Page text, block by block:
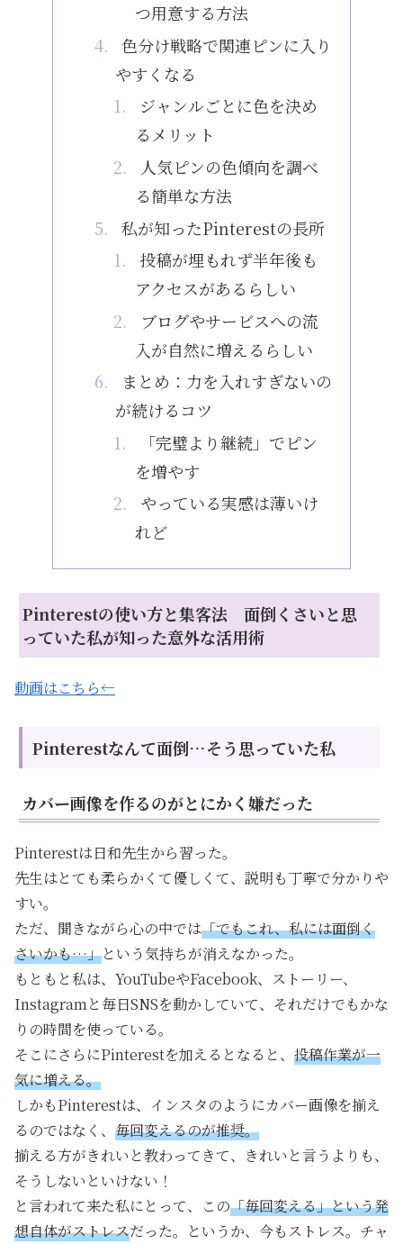
つ用意する方法
色分け戦略で関連ピンに入り
やすくなる
ジャンルごとに色を決め
るメリット
人気ピンの色傾向を調べ
る簡単な方法
私が知ったPinterestの長所
投稿が埋もれず半年後も
アクセスがあるらしい
ブログやサービスへの流
入が自然に増えるらしい
まとめ：力を入れすぎないの
が続けるコツ
「完璧より継続」でピン
を増やす
やっている実感は薄いけ
れど
Pinterestの使い方と集客法 面倒くさいと思
っていた私が知った意外な活用術
動画はこちら←
Pinterestなんて面倒…そう思っていた私
カバー画像を作るのがとにかく嫌だった
Pinterestは日和先生から習った。
先生はとても柔らかくて優しくて、説明も丁寧で分かりや
すい。
ただ、聞きながら心の中では「でもこれ、私には面倒く
さいかも…」という気持ちが消えなかった。
もともと私は、YouTubeやFacebook、ストーリー、
Instagramと毎日SNSを動かしていて、それだけでもかな
りの時間を使っている。
そこにさらにPinterestを加えるとなると、 投稿作業が一
気に増える。
しかもPinterestは、インスタのようにカバー画像を揃え
るのではなく、 毎回変えるのが推奨。
揃える方がきれいと教わってきて、きれいと言うよりも、
そうしないといけない！
と言われて来た私にとって、この「毎回変える」という発
想自体がストレスだった。というか、今もストレス。チャ